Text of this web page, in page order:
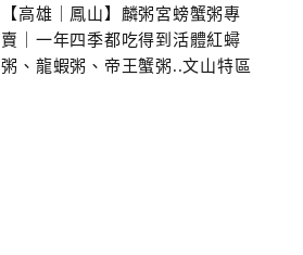
【高雄｜鳳山】麟粥宮螃蟹粥專
賣｜一年四季都吃得到活體紅蟳
粥、龍蝦粥、帝王蟹粥..文山特區